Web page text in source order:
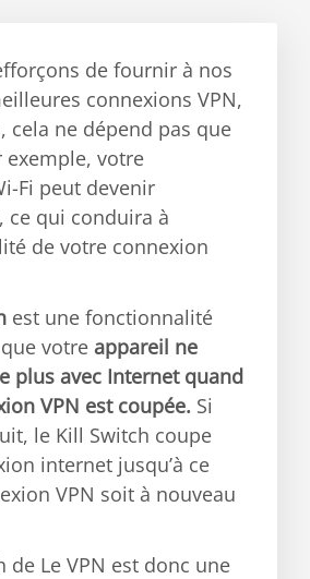
de fournir à nos
connexions VPN,
cela ne dépend pas que
exemple, votre
Fi peut devenir
ce qui conduira à
de votre connexion
est une fonctionnalité
votre appareil ne
plus avec Internet quand
VPN est coupée. Si
le Kill Switch coupe
internet jusqu’à ce
VPN soit à nouveau
de Le VPN est donc une